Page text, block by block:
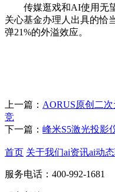
传媒逛戏和AI使用无望
关心基金办理人出具的恰
弹21%的外溢效应。
上一篇： AORUS原创二
竞
下一篇： 峰米S5激光投影
首页 关于我们ai资讯ai动态
服务电话：400-992-1681